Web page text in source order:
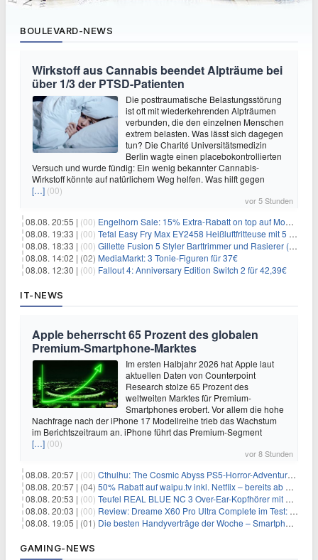
BOULEVARD-NEWS
Wirkstoff aus Cannabis beendet Alpträume bei
über 1/3 der PTSD-Patienten
Die posttraumatische Belastungsstörung
ist oft mit wiederkehrenden Alpträumen
verbunden, die den einzelnen Menschen
extrem belasten. Was lässt sich dagegen
tun? Die Charité Universitätsmedizin
Berlin wagte einen placebokontrollierten
Versuch und wurde fündig: Ein wenig bekannter Cannabis-
Wirkstoff könnte auf natürlichem Weg helfen. Was hilft gegen
[…] (00)
vor 5 Stunden
08.08. 20:55 | (00) Engelhorn Sale: 15% Extra-Rabatt on top auf Mode- und Sport-Artikel
08.08. 19:33 | (00) Tefal Easy Fry Max EY2458 Heißluftfritteuse mit 5 Litern für 64,99€
08.08. 18:33 | (00) Gillette Fusion 5 Styler Barttrimmer und Rasierer (All in One) für 16€
08.08. 14:02 | (02) MediaMarkt: 3 Tonie-Figuren für 37€
08.08. 12:30 | (00) Fallout 4: Anniversary Edition Switch 2 für 42,39€
IT-NEWS
Apple beherrscht 65 Prozent des globalen
Premium-Smartphone-Marktes
Im ersten Halbjahr 2026 hat Apple laut
aktuellen Daten von Counterpoint
Research stolze 65 Prozent des
weltweiten Marktes für Premium-
Smartphones erobert. Vor allem die hohe
Nachfrage nach der iPhone 17 Modellreihe trieb das Wachstum
im Berichtszeitraum an. iPhone führt das Premium-Segment
[…] (00)
vor 8 Stunden
08.08. 20:57 | (00) Cthulhu: The Cosmic Abyss PS5-Horror-Adventure für 27,99€
08.08. 20:57 | (04) 50% Rabatt auf waipu.tv inkl. Netflix – bereits ab 9€/Monat (statt 17,99€)
08.08. 20:53 | (00) Teufel REAL BLUE NC 3 Over-Ear-Kopfhörer mit ANC für 149,99€
08.08. 20:03 | (00) Review: Dreame X60 Pro Ultra Complete im Test: 42.000 Pa, 100 °C Moppwäsche & erstaunlich viel Technik in nur 8,9 cm Höhe
08.08. 19:05 | (01) Die besten Handyverträge der Woche – Smartphone-Tarife & SIM-Only im Überblick
GAMING-NEWS